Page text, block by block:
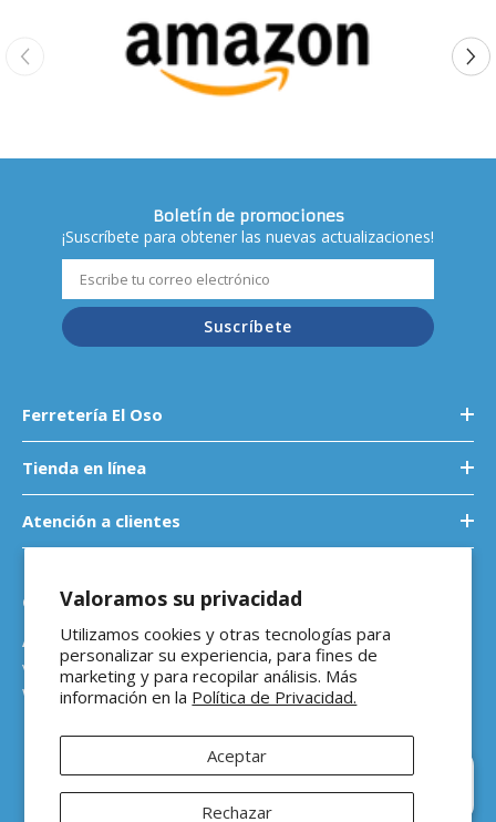
Valoramos su privacidad
Utilizamos cookies y otras tecnologías para
personalizar su experiencia, para fines de
marketing y para recopilar análisis. Más
información en la Política de Privacidad.
Aceptar
Rechazar
Boletín de promociones
¡Suscríbete para obtener las nuevas actualizaciones!
Suscríbete
Ferretería El Oso
Tienda en línea
Atención a clientes
Contáctanos
Atención a empresas
ventasb2b@ferreteriaeloso.mx
WhatsApp: 464 205 4992
Hola 👋 ¿En qué podemos
ayudarte?